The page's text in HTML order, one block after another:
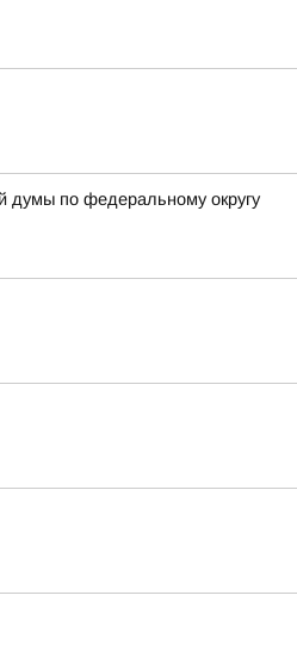
думы по федеральному округу